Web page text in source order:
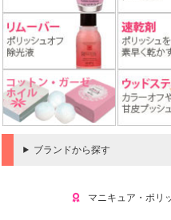
ブランドから探す
マニキュア・ポリ